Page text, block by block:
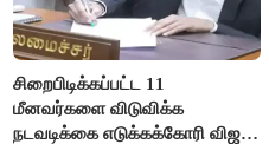
சிறைபிடிக்கப்பட்ட 11
மீனவர்களை விடுவிக்க
நடவடிக்கை எடுக்கக்கோரி விஜய்